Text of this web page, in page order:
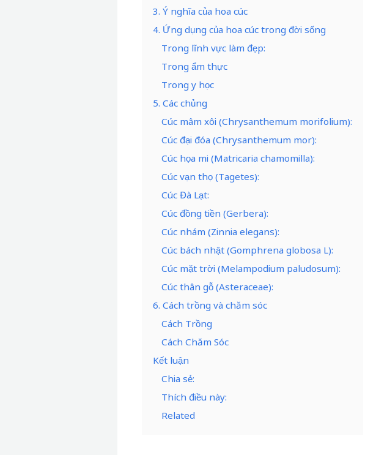
3. Ý nghĩa của hoa cúc
4. Ứng dụng của hoa cúc trong đời sống
Trong lĩnh vực làm đẹp:
Trong ẩm thực
Trong y học
5. Các chủng
Cúc mâm xôi (Chrysanthemum morifolium):
Cúc đại đóa (Chrysanthemum mor):
Cúc họa mi (Matricaria chamomilla):
Cúc vạn thọ (Tagetes):
Cúc Đà Lạt:
Cúc đồng tiền (Gerbera):
Cúc nhám (Zinnia elegans):
Cúc bách nhật (Gomphrena globosa L):
Cúc mặt trời (Melampodium paludosum):
Cúc thân gỗ (Asteraceae):
6. Cách trồng và chăm sóc
Cách Trồng
Cách Chăm Sóc
Kết luận
Chia sẻ:
Thích điều này:
Related